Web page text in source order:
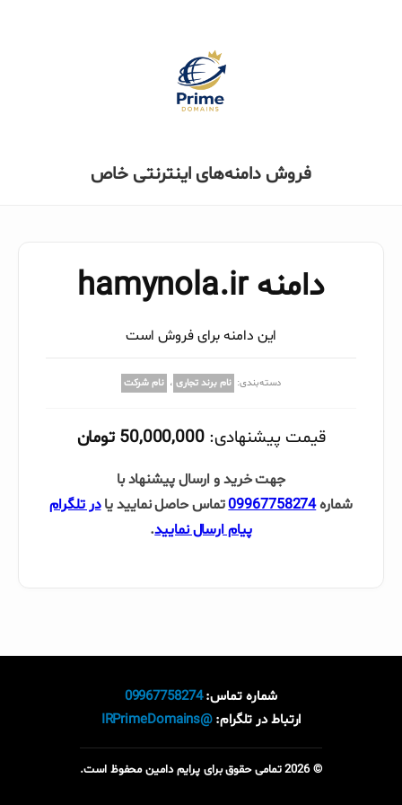
فروش دامنه‌های اینترنتی خاص
دامنه hamynola.ir
این دامنه برای فروش است
دسته‌بندی: نام برند تجاری ، نام شرکت
قیمت پیشنهادی: 50,000,000 تومان
جهت خرید و ارسال پیشنهاد با
شماره09967758274تماس حاصل نمایید یادر تلگرام
پیام ارسال نمایید.
شماره تماس:09967758274
ارتباط در تلگرام:@IRPrimeDomains
© 2026 تمامی حقوق برای پرایم دامین محفوظ است.